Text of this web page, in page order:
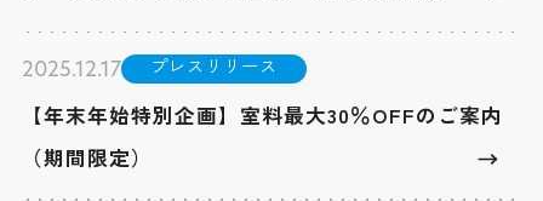
2025.12.17 プレスリリース
【年末年始特別企画】室料最大30％OFFのご案内
（期間限定）